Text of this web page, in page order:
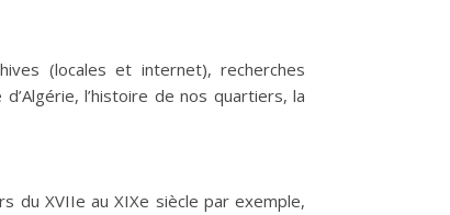
(locales et internet), recherches
l’histoire de nos quartiers, la
du XVIIe au XIXe siècle par exemple,